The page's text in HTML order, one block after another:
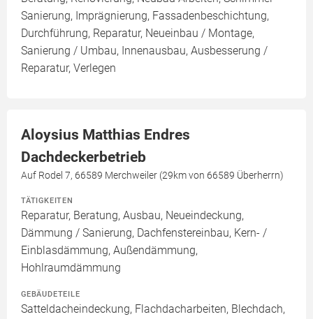
Sanierung, Imprägnierung, Fassadenbeschichtung,
Durchführung, Reparatur, Neueinbau / Montage,
Sanierung / Umbau, Innenausbau, Ausbesserung /
Reparatur, Verlegen
Aloysius Matthias Endres
Dachdeckerbetrieb
Auf Rodel 7, 66589 Merchweiler (29km von 66589 Überherrn)
TÄTIGKEITEN
Reparatur, Beratung, Ausbau, Neueindeckung,
Dämmung / Sanierung, Dachfenstereinbau, Kern- /
Einblasdämmung, Außendämmung,
Hohlraumdämmung
GEBÄUDETEILE
Satteldacheindeckung, Flachdacharbeiten, Blechdach,